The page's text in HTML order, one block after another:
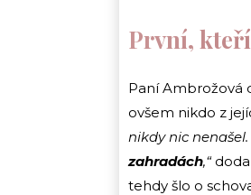
První,
Paní Ambrožová
ovšem nikdo z
nikdy nic
zahradách,“
tehdy šlo o